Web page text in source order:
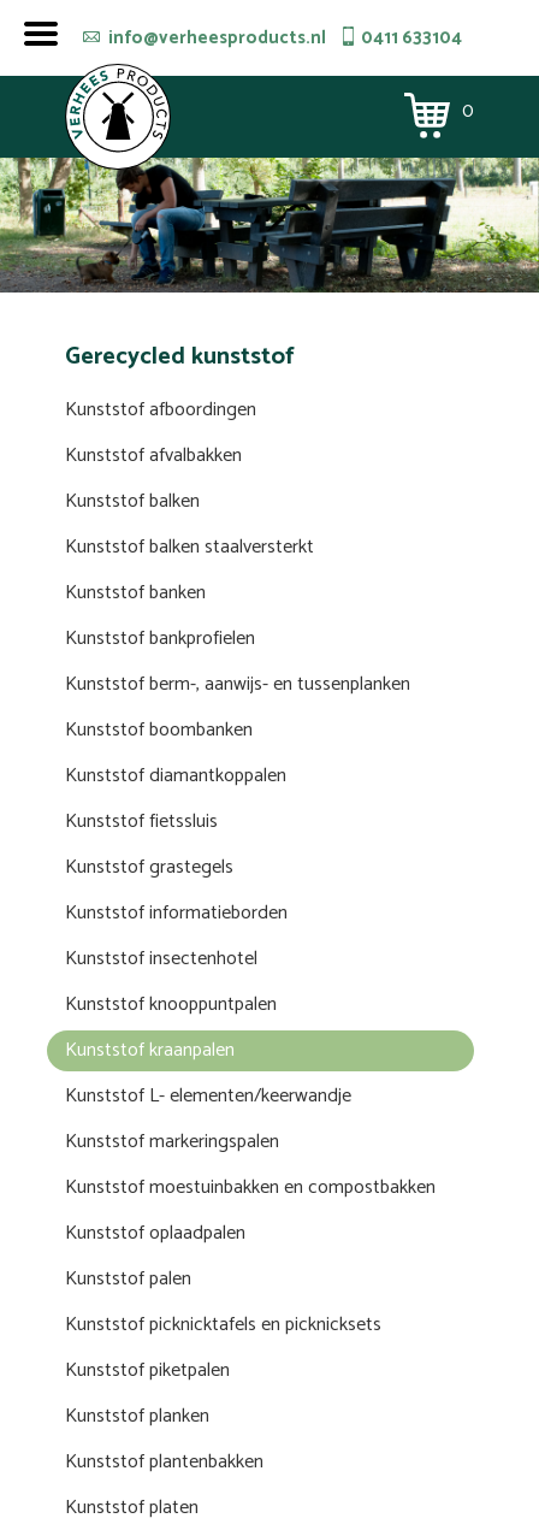
info@verheesproducts.nl 0411 633104
0
Gerecycled kunststof
Kunststof afboordingen
Kunststof afvalbakken
Kunststof balken
Kunststof balken staalversterkt
Kunststof banken
Kunststof bankprofielen
Kunststof berm-, aanwijs- en tussenplanken
Kunststof boombanken
Kunststof diamantkoppalen
Kunststof fietssluis
Kunststof grastegels
Kunststof informatieborden
Kunststof insectenhotel
Kunststof knooppuntpalen
Kunststof kraanpalen
Kunststof L- elementen/keerwandje
Kunststof markeringspalen
Kunststof moestuinbakken en compostbakken
Kunststof oplaadpalen
Kunststof palen
Kunststof picknicktafels en picknicksets
Kunststof piketpalen
Kunststof planken
Kunststof plantenbakken
Kunststof platen